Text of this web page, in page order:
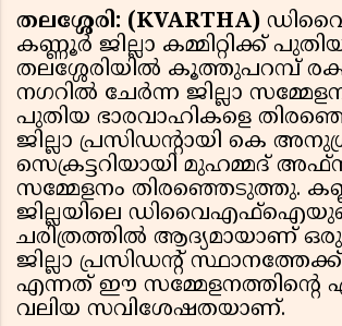
തലശ്ശേരി: (KVARTHA)
കണ്ണൂർ ജില്ലാ കമ്മിറ്റിക്ക്
തലശ്ശേരിയിൽ കൂത്തുപറമ്പ്
നഗറിൽ ചേർന്ന ജില്ലാ
പുതിയ ഭാരവാഹികളെ
ജില്ലാ പ്രസിഡൻ്റായി കെ
സെക്രട്ടറിയായി മുഹമ്മദ്
സമ്മേളനം തിരഞ്ഞെടുത്തു.
ജില്ലയിലെ
ചരിത്രത്തിൽ ആദ്യമായാണ്
ജില്ലാ പ്രസിഡൻ്റ്
എന്നത് ഈ സമ്മേളനത്തിൻ്റെ
വലിയ സവിശേഷതയാണ്.